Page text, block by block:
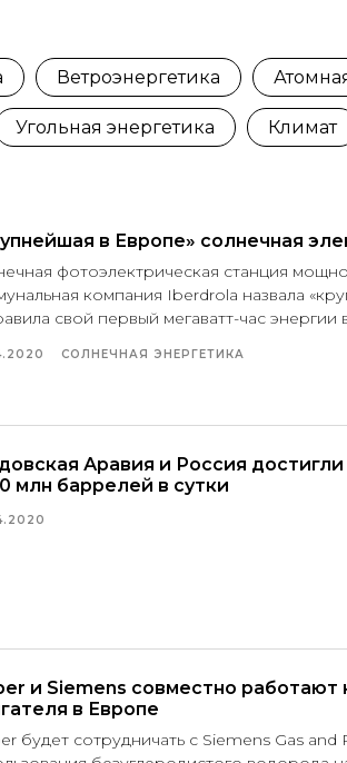
Ветроэнергетика
Угольная энергетика Климат
в Европе» солнечная
фотоэлектрическая станция
компания Iberdrola назвала
свой первый мегаватт-час энергии
СОЛНЕЧНАЯ ЭНЕРГЕТИКА
Аравия и Россия
млн баррелей в сутки
и Siemens совместно
в Европе
будет сотрудничать с Siemens Gas